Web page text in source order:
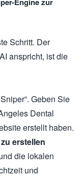
Schritt. Der
anspricht, ist die
Geben Sie
Dental
erstellt haben.
erstellen
die lokalen
und